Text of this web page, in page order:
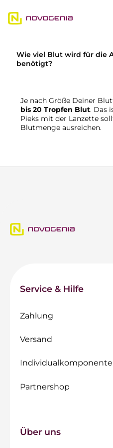
Zum Hauptinhalt springen
Wie viel Blut wird für die
benötigt?
Je nach Größe Deiner
bis 20 Tropfen Blut. Das
Pieks mit der Lanzette
Blutmenge ausreichen.
Service & Hilfe
Zahlung
Versand
Partnershop
Über uns